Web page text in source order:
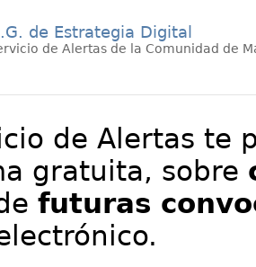
de Estrategia Digital
de Alertas de la Comunidad de
de Alertas te
gratuita, sobre
futuras